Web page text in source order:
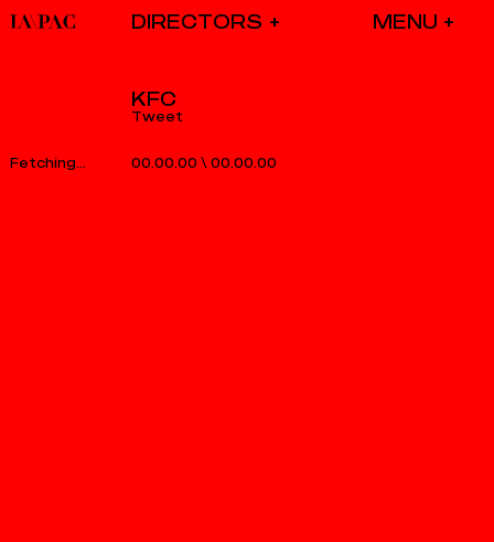
DIRECTORS
00.00.00 \ 00.00.00
KFC
Tweet